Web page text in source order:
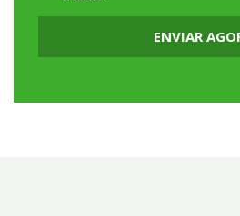
ENVIAR